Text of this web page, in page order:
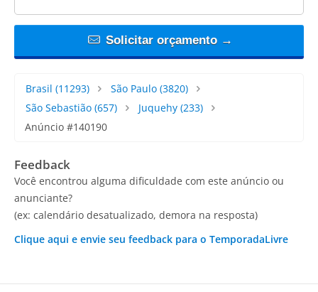
Solicitar orçamento →
Brasil (11293) São Paulo(3820)
São Sebastião (657) Juquehy(233)
Anúncio #140190
Feedback
Você encontrou alguma dificuldade com este anúncio ou
anunciante?
(ex: calendário desatualizado, demora na resposta)
Clique aqui e envie seu feedback para o TemporadaLivre